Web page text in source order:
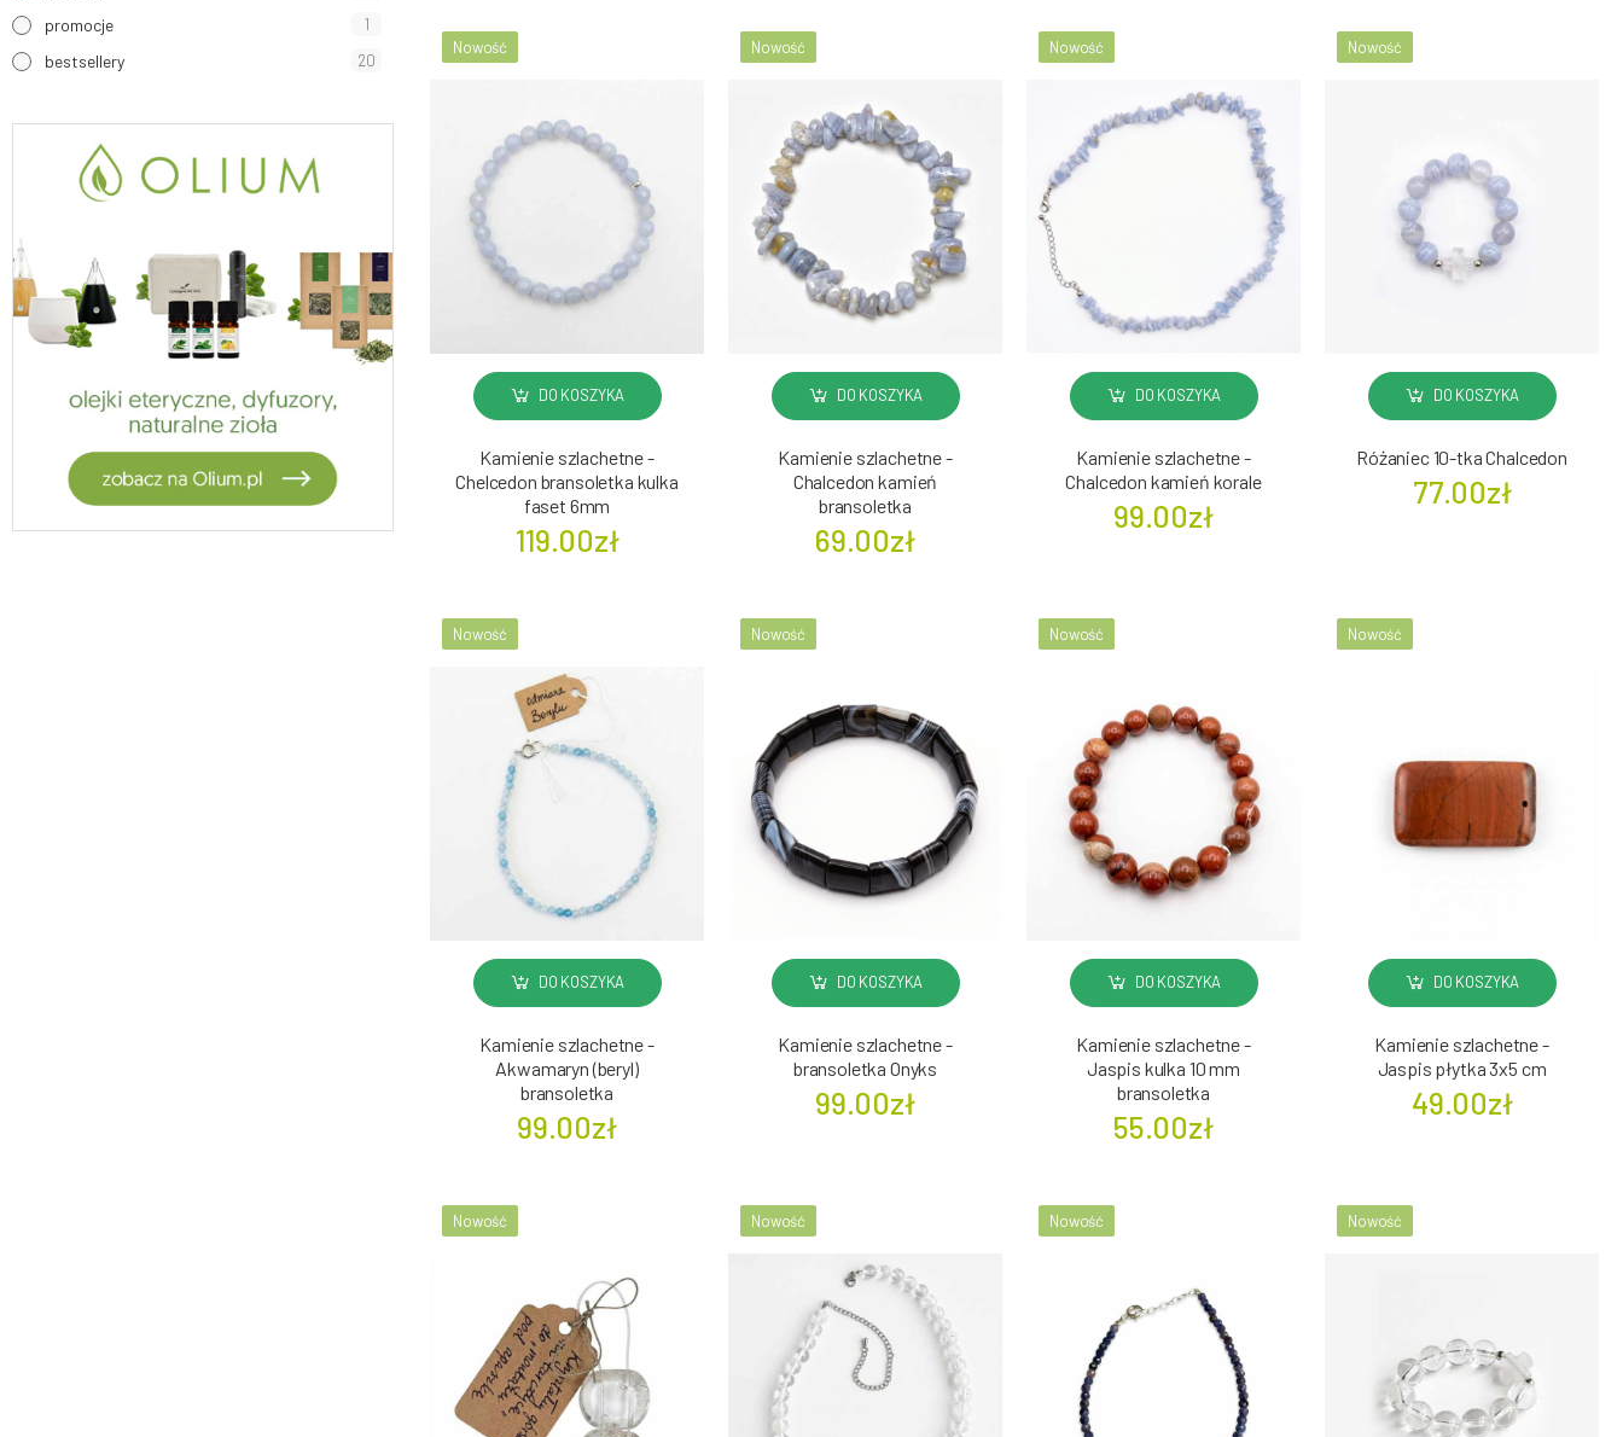
promocje 1
bestsellery 20
Nowość
DO KOSZYKA
Kamienie szlachetne -
Chelcedon bransoletka kulka
faset 6mm
119.00zł
Nowość
DO KOSZYKA
Kamienie szlachetne -
Chalcedon kamień
bransoletka
69.00zł
Nowość
DO KOSZYKA
Kamienie szlachetne -
Chalcedon kamień korale
99.00zł
Nowość
DO KOSZYKA
Różaniec 10-tka Chalcedon
77.00zł
Nowość
DO KOSZYKA
Kamienie szlachetne -
Akwamaryn (beryl)
bransoletka
99.00zł
Nowość
DO KOSZYKA
Kamienie szlachetne -
bransoletka Onyks
99.00zł
Nowość
DO KOSZYKA
Kamienie szlachetne -
Jaspis kulka 10 mm
bransoletka
55.00zł
Nowość
DO KOSZYKA
Kamienie szlachetne -
Jaspis płytka 3x5 cm
49.00zł
Nowość Nowość Nowość Nowość